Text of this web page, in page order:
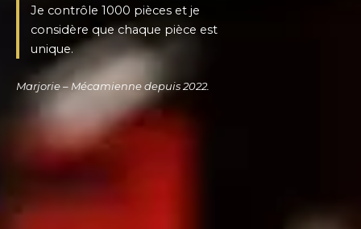
Je contrôle 1000 pièces et je
considère que chaque pièce est
unique.
Marjorie – Mécamienne depuis 2022.